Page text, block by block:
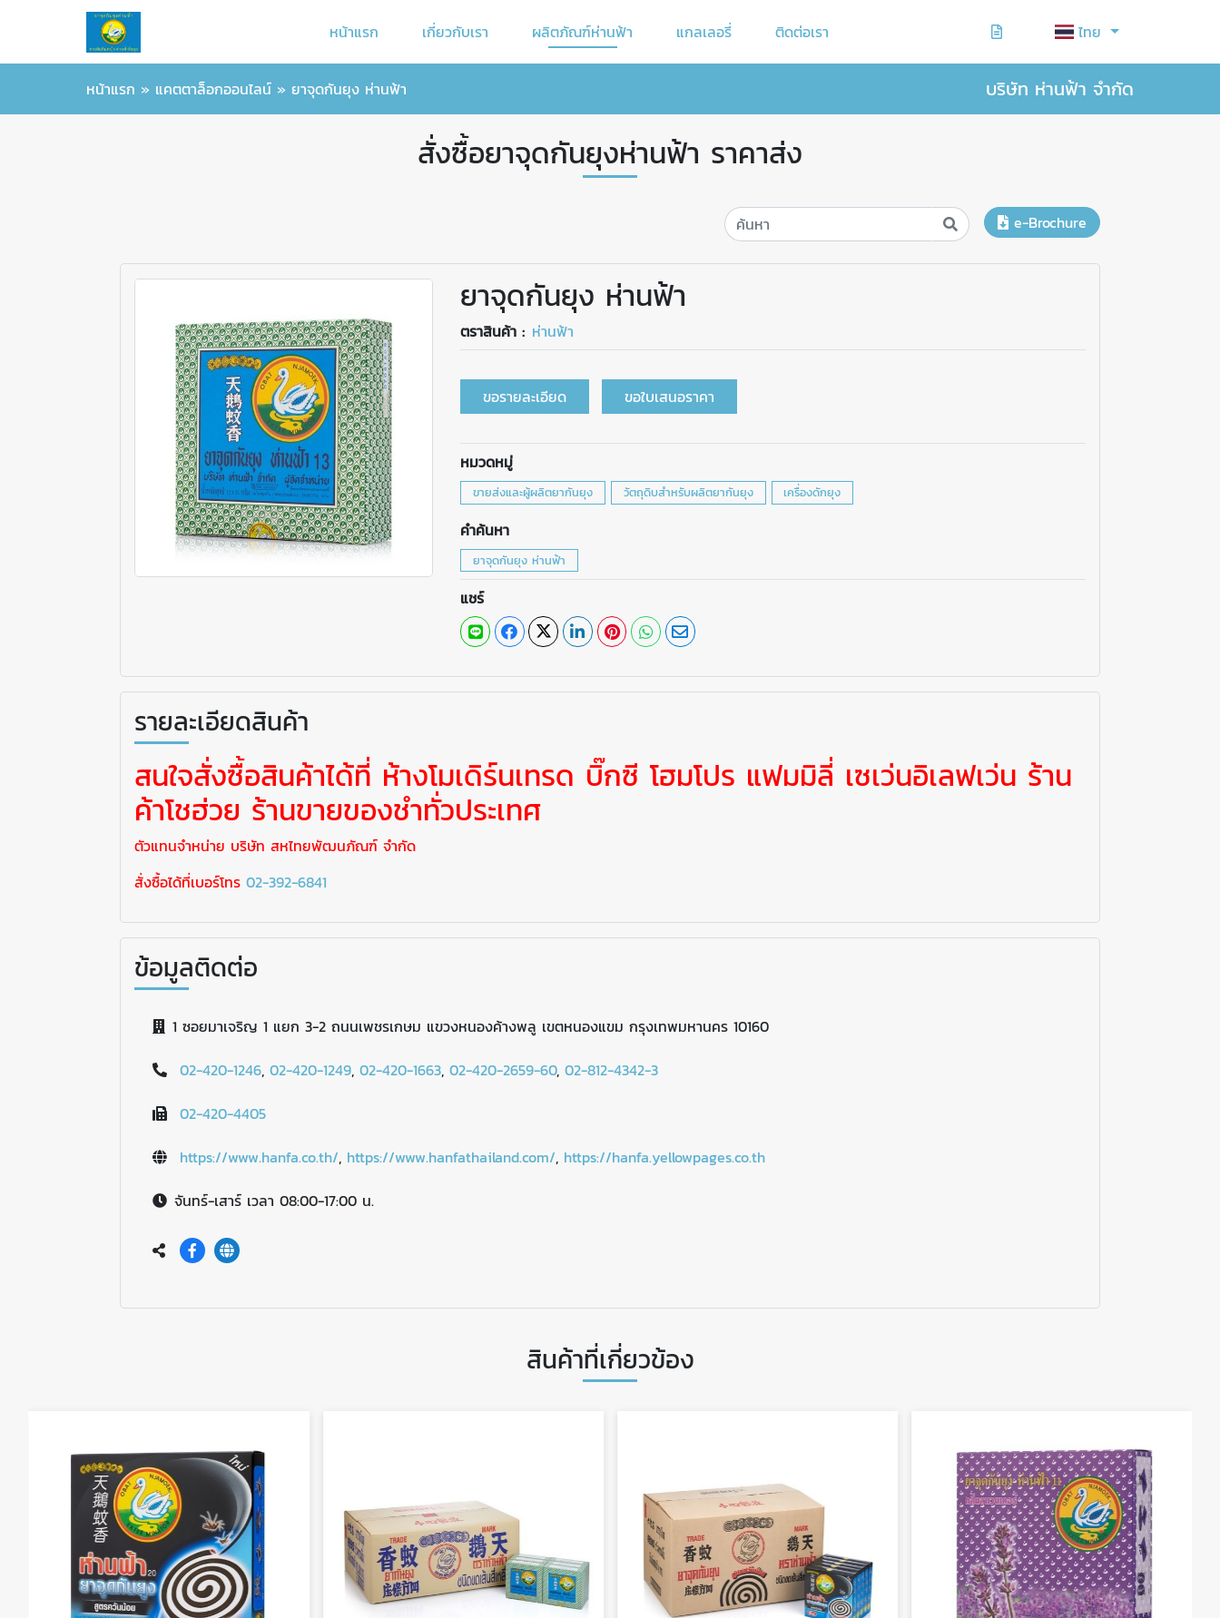
หน้าแรก เกี่ยวกับเรา ผลิตภัณฑ์ห่านฟ้า แกลเลอรี่ ติดต่อเรา ไทย
หน้าแรก » แคตตาล็อกออนไลน์ » ยาจุดกันยุง ห่านฟ้า บริษัท ห่านฟ้า จำกัด
สั่งซื้อยาจุดกันยุงห่านฟ้า ราคาส่ง
e-Brochure
ยาจุดกันยุง ห่านฟ้า
ตราสินค้า : ห่านฟ้า
ขอรายละเอียด ขอใบเสนอราคา
หมวดหมู่
ขายส่งและผู้ผลิตยากันยุง วัตถุดิบสำหรับผลิตยากันยุง เครื่องดักยุง
คำค้นหา
ยาจุดกันยุง ห่านฟ้า
แชร์
รายละเอียดสินค้า
สนใจสั่งซื้อสินค้าได้ที่ ห้างโมเดิร์นเทรด บิ๊กซี โฮมโปร แฟมมิลี่ เซเว่นอิเลฟเว่น ร้าน
ค้าโชฮ่วย ร้านขายของชำทั่วประเทศ
ตัวแทนจำหน่าย บริษัท สหไทยพัฒนภัณฑ์ จำกัด
สั่งซื้อได้ที่เบอร์โทร 02-392-6841
ข้อมูลติดต่อ
1 ซอยมาเจริญ 1 แยก 3-2 ถนนเพชรเกษม แขวงหนองค้างพลู เขตหนองแขม กรุงเทพมหานคร 10160
02-420-1246, 02-420-1249, 02-420-1663, 02-420-2659-60, 02-812-4342-3
02-420-4405
https://www.hanfa.co.th/, https://www.hanfathailand.com/, https://hanfa.yellowpages.co.th
จันทร์-เสาร์ เวลา 08:00-17:00 น.
สินค้าที่เกี่ยวข้อง